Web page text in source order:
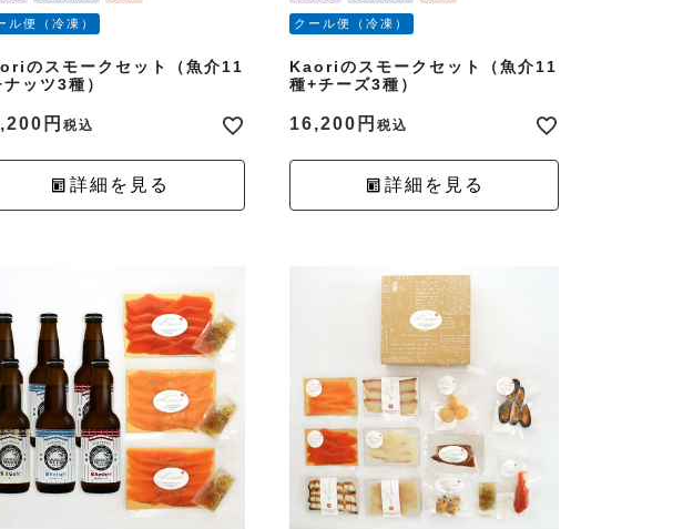
ル便（冷凍）
のスモークセット（魚介11
ッツ3種）
税込
詳細を見る
クール便（冷凍）
Kaoriのスモークセット（魚介11
種+チーズ3種）
16,200 税込
詳細を見る